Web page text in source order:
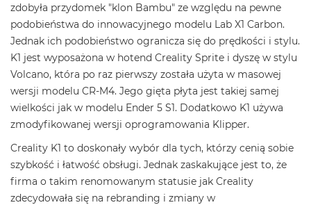
zdobyła przydomek "klon Bambu" ze względu na pewne
podobieństwa do innowacyjnego modelu Lab X1 Carbon.
Jednak ich podobieństwo ogranicza się do prędkości i stylu.
K1 jest wyposażona w hotend Creality Sprite i dyszę w stylu
Volcano, która po raz pierwszy została użyta w masowej
wersji modelu CR-M4. Jego gięta płyta jest takiej samej
wielkości jak w modelu Ender 5 S1. Dodatkowo K1 używa
zmodyfikowanej wersji oprogramowania Klipper.
Creality K1 to doskonały wybór dla tych, którzy cenią sobie
szybkość i łatwość obsługi. Jednak zaskakujące jest to, że
firma o takim renomowanym statusie jak Creality
zdecydowała się na rebranding i zmiany w